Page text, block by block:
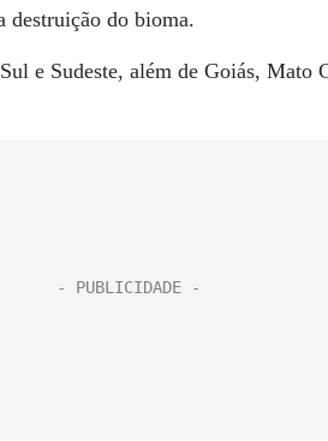
destruição do bioma.
e Sudeste, além de Goiás, Mato